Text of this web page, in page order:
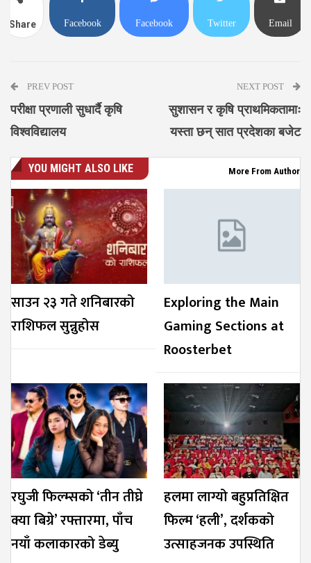
Share Facebook Facebook Twitter Email
PREV POST
परीक्षा प्रणाली सुधार्दै कृषि
विश्वविद्यालय
NEXT POST
सुशासन र कृषि प्राथमिकतामाः
यस्ता छन् सात प्रदेशका बजेट
YOU MIGHT ALSO LIKE More From Author
साउन २३ गते शनिबारको
राशिफल सुन्नुहोस
Exploring the Main
Gaming Sections at
Roosterbet
रघुजी फिल्म्सको ‘तीन तीघ्रे
क्या बिग्रे’ रफ्तारमा, पाँच
नयाँ कलाकारको डेब्यु
हलमा लाग्यो बहुप्रतिक्षित
फिल्म ‘हली’, दर्शकको
उत्साहजनक उपस्थिति